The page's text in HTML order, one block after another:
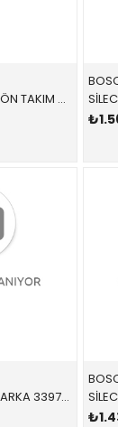
SİLECEK SÜPÜRGESİ ÖN TAKIM 3397007696 61612219147 61612219147 F20,F21,F22,F87,F23 2012-
SİLECEK SÜPÜRGESİ ARKA 3397008005 61627138508 61627138508 E87,MİNİ,R55,LCİ 2005-2012